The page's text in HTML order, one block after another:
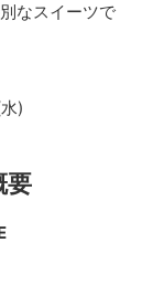
なスイーツで
)
要